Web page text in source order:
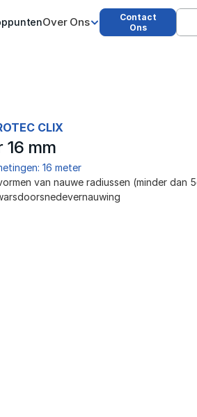
Over Ons
Contact
Ons
CLIX
16 mm
16 meter
van nauwe radiussen (minder dan